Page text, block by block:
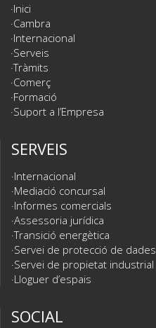
Inici
Cambra
Internacional
Serveis
Tràmits
Comerç
Formació
Suport a l’Empresa
SERVEIS
Internacional
Mediació concursal
Informes comercials
Assessoria jurídica
Transició energètica
Servei de protecció de dades
Servei de propietat industrial
Lloguer d’espais
SOCIAL